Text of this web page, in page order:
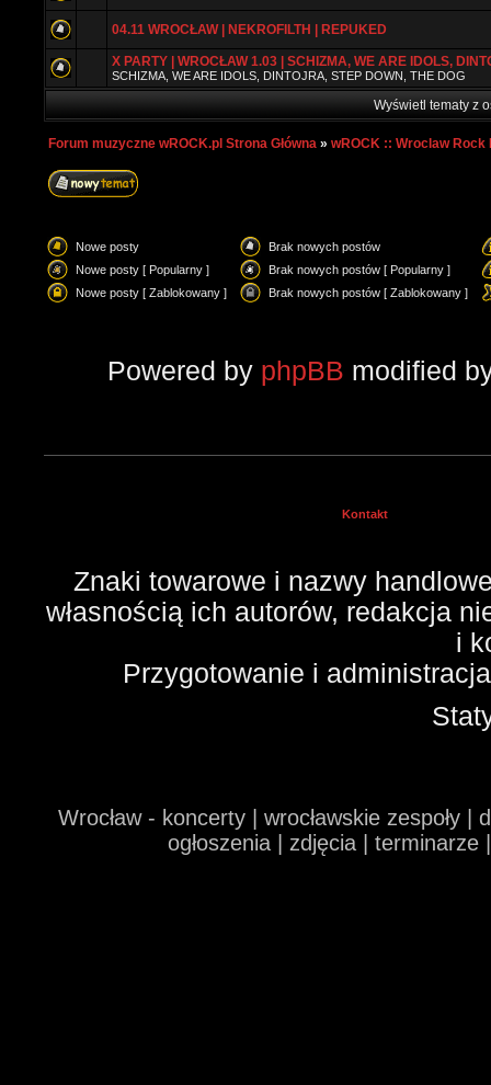
04.11 WROCŁAW | NEKROFILTH | REPUKED
X PARTY | WROCŁAW 1.03 | SCHIZMA, WE ARE IDOLS,
SCHIZMA, WE ARE IDOLS, DINTOJRA, STEP DOWN, THE DOG
Wyświetl tematy z
Forum muzyczne wROCK.pl Strona Główna » wROCK :: Wroclaw Rock
Nowe posty
Brak nowych postów
Nowe posty [ Popularny ]
Brak nowych postów [ Popularny ]
Nowe posty [ Zablokowany ]
Brak nowych postów [ Zablokowany ]
Powered by phpBB modified
Kontakt
Znaki towarowe i nazwy
własnością ich autorów, redakcja
i
Przygotowanie i
Wrocław - koncerty | wrocławskie zespoły
ogłoszenia | zdjęcia |